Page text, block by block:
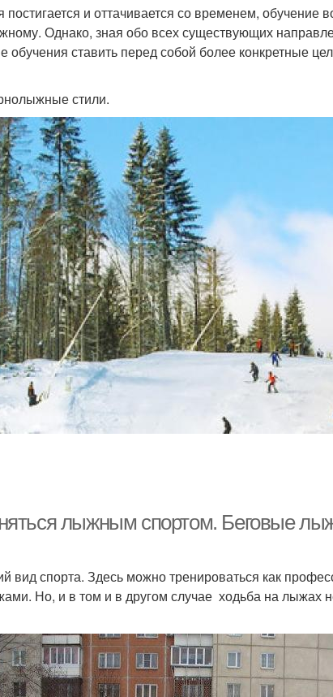
постигается и оттачивается со временем, обучение
Однако, зная обо всех существующих
ставить перед собой более конкретные
стили.
лыжным спортом. Беговые
спорта. Здесь можно тренироваться как
Но, и в том и в другом случае ходьба на лыжах